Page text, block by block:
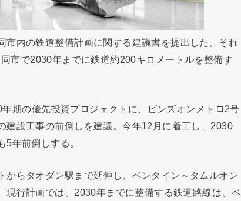
市内の鉄道整備計画に関する建議書を提出した。それ
市で2030年までに鉄道約200キロメートルを整備す
期の優先投資プロジェクトに、ビンズオンメトロ2号
建設工事の前倒しを建議。今年12月に着工し、2030
年前倒しする。
からタオダン駅まで延伸し、ベンタイン～タムルオン
現行計画では、2030年までに整備する鉄道路線は、ベ